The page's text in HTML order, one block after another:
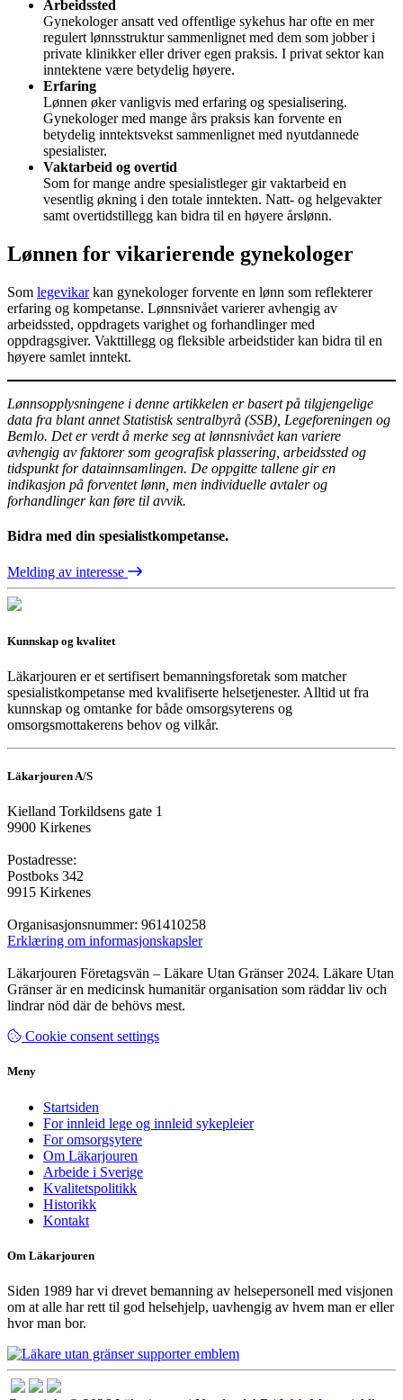
Arbeidssted
Gynekologer ansatt ved offentlige sykehus har ofte en mer
regulert lønnsstruktur sammenlignet med dem som jobber i
private klinikker eller driver egen praksis. I privat sektor kan
inntektene være betydelig høyere.
Erfaring
Lønnen øker vanligvis med erfaring og spesialisering.
Gynekologer med mange års praksis kan forvente en
betydelig inntektsvekst sammenlignet med nyutdannede
spesialister.
Vaktarbeid og overtid
Som for mange andre spesialistleger gir vaktarbeid en
vesentlig økning i den totale inntekten. Natt- og helgevakter
samt overtidstillegg kan bidra til en høyere årslønn.
Lønnen for vikarierende gynekologer
Som legevikarkan gynekologer forvente en lønn som reflekterer
erfaring og kompetanse. Lønnsnivået varierer avhengig av
arbeidssted, oppdragets varighet og forhandlinger med
oppdragsgiver. Vakttillegg og fleksible arbeidstider kan bidra til en
høyere samlet inntekt.
Lønnsopplysningene i denne artikkelen er basert på tilgjengelige
data fra blant annet Statistisk sentralbyrå (SSB), Legeforeningen og
Bemlo. Det er verdt å merke seg at lønnsnivået kan variere
avhengig av faktorer som geografisk plassering, arbeidssted og
tidspunkt for datainnsamlingen. De oppgitte tallene gir en
indikasjon på forventet lønn, men individuelle avtaler og
forhandlinger kan føre til avvik.
Bidra med din spesialistkompetanse.
Melding av interesse
Kunnskap og kvalitet
Läkarjouren er et sertifisert bemanningsforetak som matcher
spesialistkompetanse med kvalifiserte helsetjenester. Alltid ut fra
kunnskap og omtanke for både omsorgsyterens og
omsorgsmottakerens behov og vilkår.
Läkarjouren A/S
Kielland Torkildsens gate 1
9900 Kirkenes
Postadresse:
Postboks 342
9915 Kirkenes
Organisasjonsnummer: 961410258
Erklæring om informasjonskapsler
Läkarjouren Företagsvän – Läkare Utan Gränser 2024. Läkare Utan
Gränser är en medicinsk humanitär organisation som räddar liv och
lindrar nöd där de behövs mest.
Cookie consent settings
Meny
Startsiden
For innleid lege og innleid sykepleier
For omsorgsytere
Om Läkarjouren
Arbeide i Sverige
Kvalitetspolitikk
Historikk
Kontakt
Om Läkarjouren
Siden 1989 har vi drevet bemanning av helsepersonell med visjonen
om at alle har rett til god helsehjelp, uavhengig av hvem man er eller
hvor man bor.